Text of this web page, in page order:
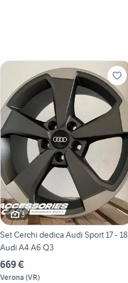
3
Set Cerchi dedica Audi Sport 17 - 18
Audi A4 A6 Q3
669 €
Verona (VR)